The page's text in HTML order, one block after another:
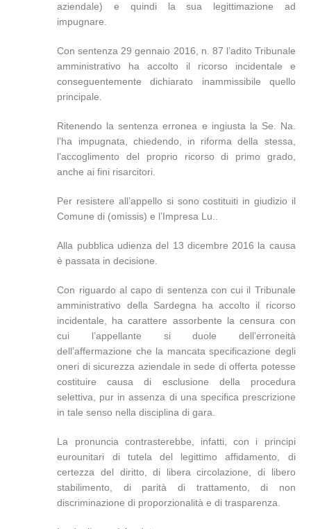
aziendale) e quindi la sua legittimazione ad
impugnare.
Con sentenza 29 gennaio 2016, n. 87 l’adito Tribunale
amministrativo ha accolto il ricorso incidentale e
conseguentemente dichiarato inammissibile quello
principale.
Ritenendo la sentenza erronea e ingiusta la Se. Na.
l’ha impugnata, chiedendo, in riforma della stessa,
l’accoglimento del proprio ricorso di primo grado,
anche ai fini risarcitori.
Per resistere all’appello si sono costituiti in giudizio il
Comune di (omissis) e l’Impresa Lu..
Alla pubblica udienza del 13 dicembre 2016 la causa
è passata in decisione.
Con riguardo al capo di sentenza con cui il Tribunale
amministrativo della Sardegna ha accolto il ricorso
incidentale, ha carattere assorbente la censura con
cui l’appellante si duole dell’erroneità
dell’affermazione che la mancata specificazione degli
oneri di sicurezza aziendale in sede di offerta potesse
costituire causa di esclusione della procedura
selettiva, pur in assenza di una specifica prescrizione
in tale senso nella disciplina di gara.
La pronuncia contrasterebbe, infatti, con i principi
eurounitari di tutela del legittimo affidamento, di
certezza del diritto, di libera circolazione, di libero
stabilimento, di parità di trattamento, di non
discriminazione di proporzionalità e di trasparenza.